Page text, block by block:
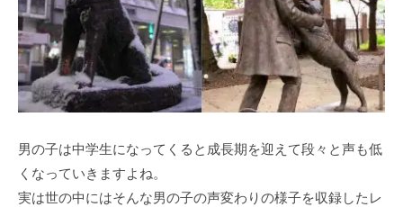
男の子は中学生になってくると成長期を迎えて段々と声も低
くなっていきますよね。
実は世の中にはそんな男の子の声変わりの様子を収録したレ